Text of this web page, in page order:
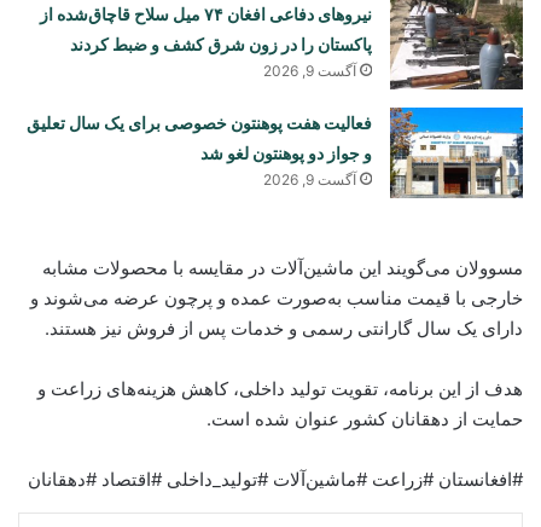
نیروهای دفاعی افغان ۷۴ میل سلاح قاچاق‌شده از
پاکستان را در زون شرق کشف و ضبط کردند
آگست 9, 2026
فعالیت هفت پوهنتون خصوصی برای یک سال تعلیق
و جواز دو پوهنتون لغو شد
آگست 9, 2026
مسوولان می‌گویند این ماشین‌آلات در مقایسه با محصولات مشابه
خارجی با قیمت مناسب به‌صورت عمده و پرچون عرضه می‌شوند و
دارای یک سال گارانتی رسمی و خدمات پس از فروش نیز هستند.
هدف از این برنامه، تقویت تولید داخلی، کاهش هزینه‌های زراعت و
حمایت از دهقانان کشور عنوان شده است.
#افغانستان #زراعت #ماشین‌آلات #تولید_داخلی #اقتصاد #دهقانان